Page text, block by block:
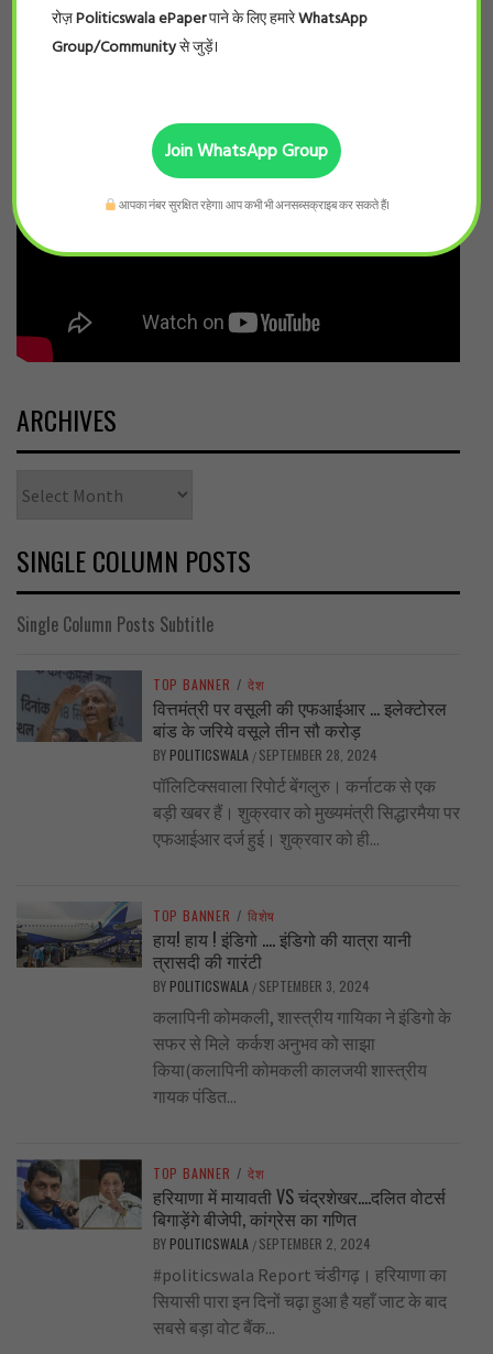
ARCHIVES
SINGLE COLUMN POSTS
Single Column Posts Subtitle
TOP BANNER / देश
वित्तमंत्री पर वसूली की एफआईआर … इलेक्टोरल
बांड के जरिये वसूले तीन सौ करोड़
BY POLITICSWALA / SEPTEMBER 28, 2024
पॉलिटिक्सवाला रिपोर्ट बेंगलुरु। कर्नाटक से एक
बड़ी खबर हैं। शुक्रवार को मुख्यमंत्री सिद्धारमैया पर
एफआईआर दर्ज हुई। शुक्रवार को ही...
TOP BANNER / विशेष
हाय! हाय ! इंडिगो …. इंडिगो की यात्रा यानी
त्रासदी की गारंटी
BY POLITICSWALA / SEPTEMBER 3, 2024
कलापिनी कोमकली, शास्त्रीय गायिका ने इंडिगो के
सफर से मिले कर्कश अनुभव को साझा
किया(कलापिनी कोमकली कालजयी शास्त्रीय
गायक पंडित...
TOP BANNER / देश
हरियाणा में मायावती VS चंद्रशेखर….दलित वोटर्स
बिगाड़ेंगे बीजेपी, कांग्रेस का गणित
BY POLITICSWALA / SEPTEMBER 2, 2024
#politicswala Report चंडीगढ़। हरियाणा का
सियासी पारा इन दिनों चढ़ा हुआ है यहाँ जाट के बाद
सबसे बड़ा वोट बैंक...
रोज़Politicswala ePaperपाने के लिए हमारेWhatsApp
Group/Communityसे जुड़ें।
Join WhatsApp Group
आपका नंबर सुरक्षित रहेगा। आप कभी भी अनसब्सक्राइब कर सकते हैं।